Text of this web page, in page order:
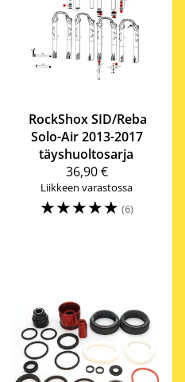
RockShox SID/Reba
Solo-Air 2013-2017
täyshuoltosarja
36,90 €
Liikkeen varastossa
☆☆☆☆☆ (6)